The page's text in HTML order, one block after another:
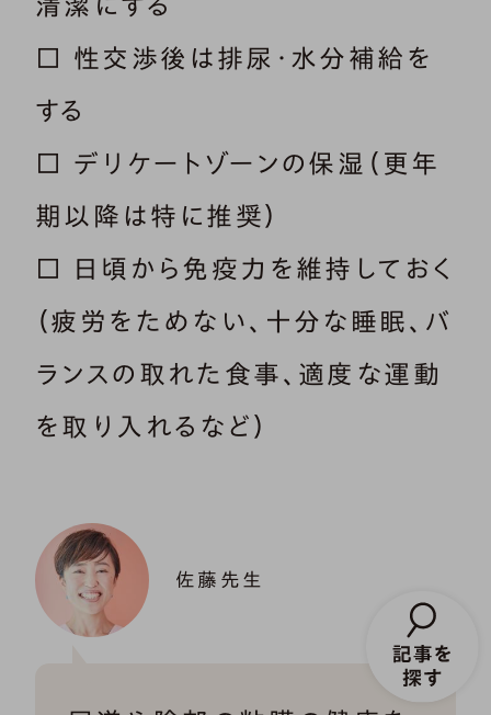
清潔にする
□ 性交渉後は排尿・水分補給を
する
□ デリケートゾーンの保湿（更年
期以降は特に推奨）
□ 日頃から免疫力を維持しておく
（疲労をためない、十分な睡眠、バ
ランスの取れた食事、適度な運動
を取り入れるなど）
佐藤先生